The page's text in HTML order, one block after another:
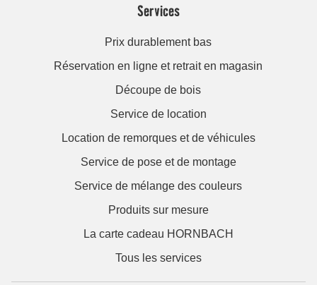
Services
Prix durablement bas
Réservation en ligne et retrait en magasin
Découpe de bois
Service de location
Location de remorques et de véhicules
Service de pose et de montage
Service de mélange des couleurs
Produits sur mesure
La carte cadeau HORNBACH
Tous les services